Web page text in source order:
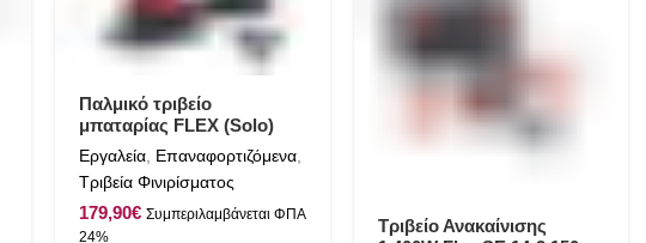
Παλμικό τριβείο
μπαταρίας FLEX (Solo)
OSE 2-80 18-EC C
Εργαλεία Επαναφορτιζόμενα
Τριβεία Φινιρίσματος
€
Τριβείο Ανακαίνισης